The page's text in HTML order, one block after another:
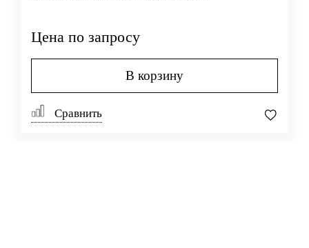
Цена по запросу
В корзину
Сравнить